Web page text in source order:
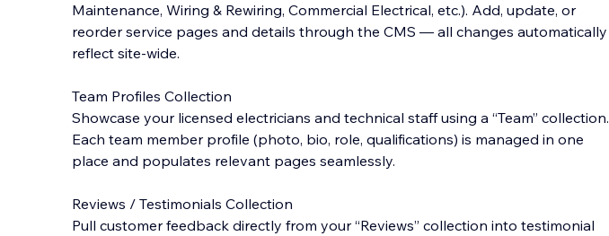
Maintenance, Wiring & Rewiring, Commercial Electrical, etc.). Add, update, or
reorder service pages and details through the CMS — all changes automatically
reflect site-wide.
Team Profiles Collection
Showcase your licensed electricians and technical staff using a “Team” collection.
Each team member profile (photo, bio, role, qualifications) is managed in one
place and populates relevant pages seamlessly.
Reviews / Testimonials Collection
Pull customer feedback directly from your “Reviews” collection into testimonial